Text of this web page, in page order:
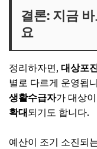
결론: 지금
요
정리하자면, 대상포
별로 다르게 운영됩
생활수급자가 대상
확대되기도 합니다.
예산이 조기 소진되